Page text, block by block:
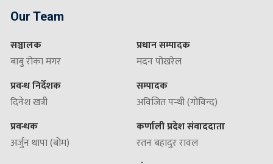
Our Team
सञ्चालक
बाबु रोका मगर
प्रवन्ध निर्देशक
दिनेश खत्री
प्रवन्धक
अर्जुन थापा (बोम)
प्रधान सम्पादक
मदन पोखरेल
सम्पादक
अविजित पन्थी (गोविन्द)
कर्णाली प्रदेश संवाददाता
रतन बहादुर रावल